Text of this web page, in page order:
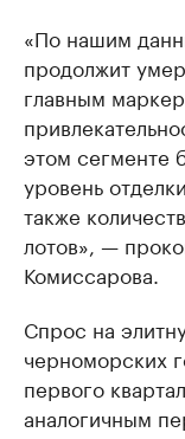
«По нашим
продолжит
главным
этом сегменте
уровень
также
лотов», —
Комиссарова.
Спрос на
черноморских
первого
аналогичным